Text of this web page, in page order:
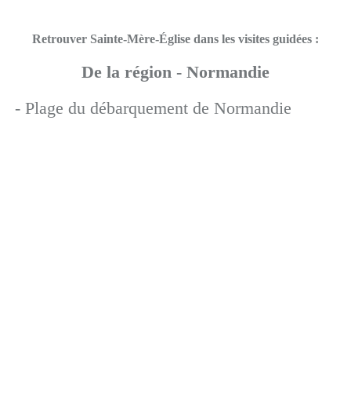
Retrouver Sainte-Mère-Église dans les visites guidées :
De la région - Normandie
- Plage du débarquement de Normandie